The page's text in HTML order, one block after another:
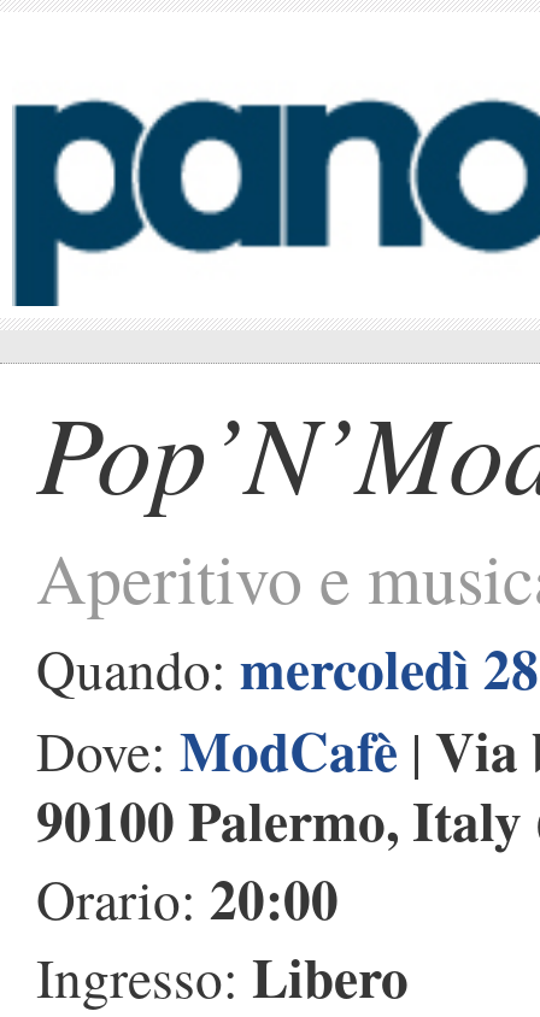
Aperitivo e
Quando: mercoledì
Dove: ModCafè | Via
90100 Palermo, Italy
Orario: 20:00
Ingresso: Libero